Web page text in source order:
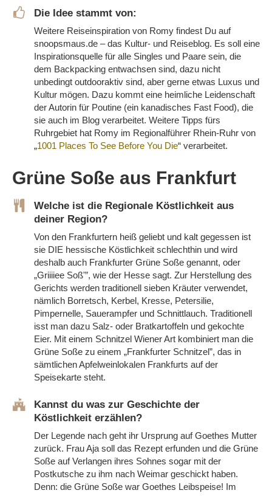
Die Idee stammt von:
Weitere Reiseinspiration von Romy findest Du auf
snoopsmaus.de – das Kultur- und Reiseblog. Es soll eine
Inspirationsquelle für alle Singles und Paare sein, die
dem Backpacking entwachsen sind, dazu nicht
unbedingt outdooraktiv sind, aber gerne etwas Luxus und
Kultur mögen. Dazu kommt eine heimliche Leidenschaft
der Autorin für Poutine (ein kanadisches Fast Food), die
sie auch im Blog verarbeitet. Weitere Tipps fürs
Ruhrgebiet hat Romy im Regionalführer Rhein-Ruhr von
„1001 Places To See Before You Die“ verarbeitet.
Grüne Soße aus Frankfurt
Welche ist die Regionale Köstlichkeit aus
deiner Region?
Von den Frankfurtern heiß geliebt und kalt gegessen ist
sie DIE hessische Köstlichkeit schlechthin und wird
deshalb auch Frankfurter Grüne Soße genannt, oder
„Griiiiee Soß'”, wie der Hesse sagt. Zur Herstellung des
Gerichts werden traditionell sieben Kräuter verwendet,
nämlich Borretsch, Kerbel, Kresse, Petersilie,
Pimpernelle, Sauerampfer und Schnittlauch. Traditionell
isst man dazu Salz- oder Bratkartoffeln und gekochte
Eier. Mit einem Schnitzel Wiener Art kombiniert man die
Grüne Soße zu einem „Frankfurter Schnitzel”, das in
sämtlichen Apfelweinlokalen Frankfurts auf der
Speisekarte steht.
Kannst du was zur Geschichte der
Köstlichkeit erzählen?
Der Legende nach geht ihr Ursprung auf Goethes Mutter
zurück. Frau Aja soll das Rezept erfunden und die Grüne
Soße auf Verlangen ihres Sohnes sogar mit der
Postkutsche zu ihm nach Weimar geschickt haben.
Denn: die Grüne Soße war Goethes Leibspeise! Im